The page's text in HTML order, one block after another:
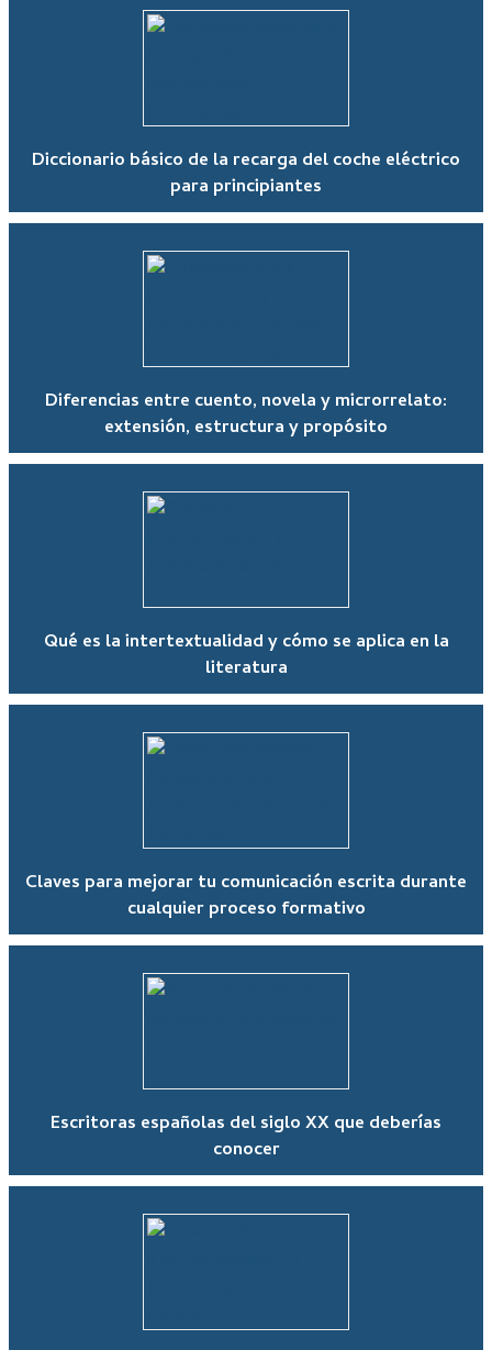
Diccionario básico de la recarga del coche eléctrico
para principiantes
Diferencias entre cuento, novela y microrrelato:
extensión, estructura y propósito
Qué es la intertextualidad y cómo se aplica en la
literatura
Claves para mejorar tu comunicación escrita durante
cualquier proceso formativo
Escritoras españolas del siglo XX que deberías
conocer